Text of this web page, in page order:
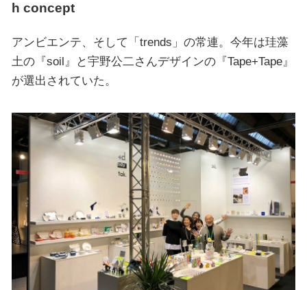
h concept
アンビエンテ、そして「trends」の常連。今年は珪藻
土の『soil』と宇野公二さんデザインの『Tape+Tape』
が選出されていた。